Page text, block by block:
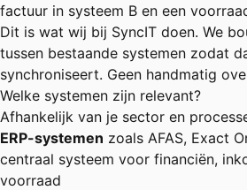
factuur in systeem B en een
Dit is wat wij bij SyncIT doen. We
tussen bestaande systemen zodat
synchroniseert. Geen handmatig
Welke systemen zijn relevant?
Afhankelijk van je sector en
ERP-systemen zoals AFAS, Exact
centraal systeem voor financiën,
voorraad